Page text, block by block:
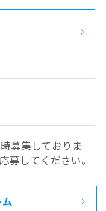
募集しておりま
募してください。